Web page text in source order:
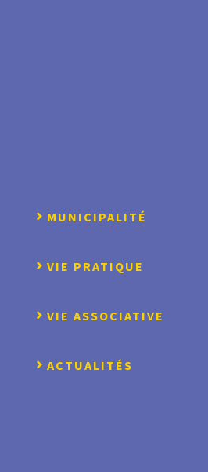
MUNICIPALITÉ
VIE PRATIQUE
VIE ASSOCIATIVE
ACTUALITÉS